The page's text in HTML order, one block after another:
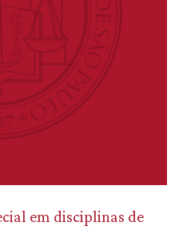
em disciplinas de